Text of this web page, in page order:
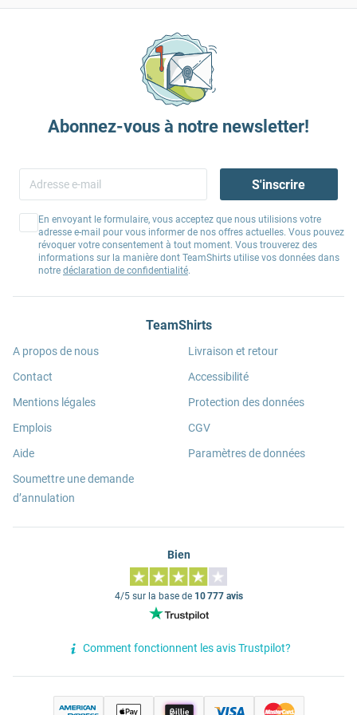
Abonnez-vous à notre newsletter!
S'inscrire
En envoyant le formulaire, vous acceptez que nous utilisions votre
adresse e-mail pour vous informer de nos offres actuelles. Vous pouvez
révoquer votre consentement à tout moment. Vous trouverez des
informations sur la manière dont TeamShirts utilise vos données dans
notre déclaration de confidentialité.
TeamShirts
A propos de nous
Contact
Mentions légales
Emplois
Aide
Soumettre une demande
d’annulation
Livraison et retour
Accessibilité
Protection des données
CGV
Paramètres de données
Bien
4/5 sur la base de 10 777 avis
Comment fonctionnent les avis Trustpilot?